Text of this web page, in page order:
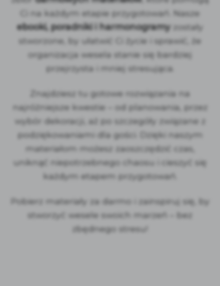
Ci na każdym etapie przygotowań. Nasze
ebooki, poradniki i harmonogramy zostały
stworzone, by ułatwić Ci życie i sprawić, że
organizacja wesela stanie się bardziej
przejrzysta i mniej stresująca.
Znajdziesz tu gotowe rozwiązania na
najróżniejsze kwestie – od planowania, przez
wybór dekoracji, aż po szczegóły związane z
podziękowaniami dla gości. Dzięki naszym
materiałom możesz zaoszczędzić czas,
uniknąć niepotrzebnego chaosu i cieszyć się
każdym etapem przygotowań.
Pobierz materiały za darmo i zainspiruj się, by
stworzyć wesele swoich marzeń – bez
zbędnego stresu!